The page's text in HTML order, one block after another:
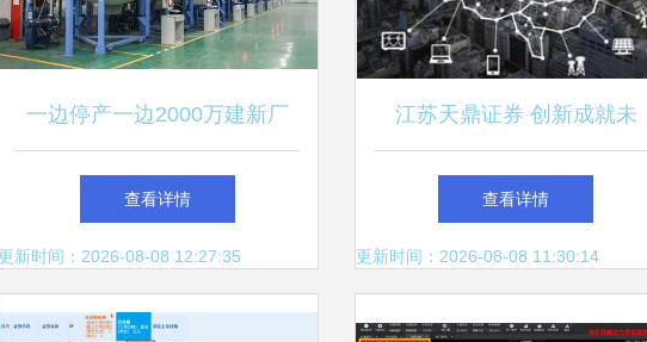
一边停产一边2000万建新厂
天龙光电的“保壳”神操作与市
场迷思
查看详情
新时间：2026-08-08 12:27:35
江苏天鼎证券 创新成就未
来，前瞻布局2018三大科技投
资主线
查看详情
更新时间：2026-08-08 11:30:14